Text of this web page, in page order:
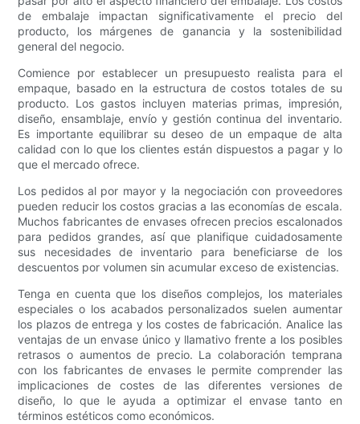
de embalaje impactan significativamente el precio del
producto, los márgenes de ganancia y la sostenibilidad
general del negocio.
Comience por establecer un presupuesto realista para el
empaque, basado en la estructura de costos totales de su
producto. Los gastos incluyen materias primas, impresión,
diseño, ensamblaje, envío y gestión continua del inventario.
Es importante equilibrar su deseo de un empaque de alta
calidad con lo que los clientes están dispuestos a pagar y lo
que el mercado ofrece.
Los pedidos al por mayor y la negociación con proveedores
pueden reducir los costos gracias a las economías de escala.
Muchos fabricantes de envases ofrecen precios escalonados
para pedidos grandes, así que planifique cuidadosamente
sus necesidades de inventario para beneficiarse de los
descuentos por volumen sin acumular exceso de existencias.
Tenga en cuenta que los diseños complejos, los materiales
especiales o los acabados personalizados suelen aumentar
los plazos de entrega y los costes de fabricación. Analice las
ventajas de un envase único y llamativo frente a los posibles
retrasos o aumentos de precio. La colaboración temprana
con los fabricantes de envases le permite comprender las
implicaciones de costes de las diferentes versiones de
diseño, lo que le ayuda a optimizar el envase tanto en
términos estéticos como económicos.